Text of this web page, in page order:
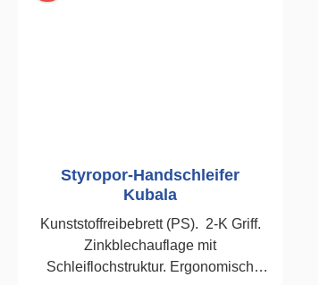
Styropor-Handschleifer
Kubala
Kunststoffreibebrett (PS). 2-K Griff.
Zinkblechauflage mit
Schleiflochstruktur. Ergonomisch